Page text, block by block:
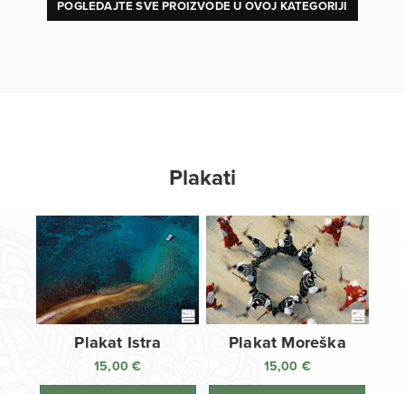
POGLEDAJTE SVE PROIZVODE U OVOJ KATEGORIJI
Plakati
Plakat Istra
15,00€
Plakat Moreška
15,00 €